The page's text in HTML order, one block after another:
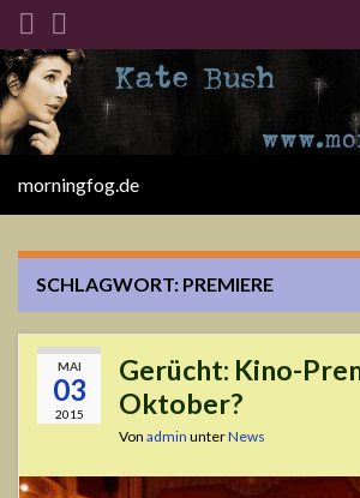
Search for:
morningfog.de
SCHLAGWORT: PREMIERE
MAI
03
2015
Gerücht: Kino-
Oktober?
Von admin unterNews